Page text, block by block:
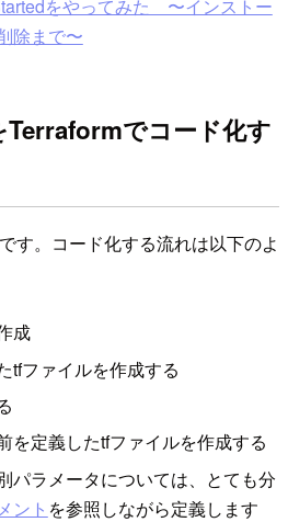
をやってみた 〜インストー
除まで〜
Terraformでコード化す
す。コード化する流れは以下のよ
成
tfファイルを作成する
を定義したtfファイルを作成する
パラメータについては、とても分
ント を参照しながら定義します